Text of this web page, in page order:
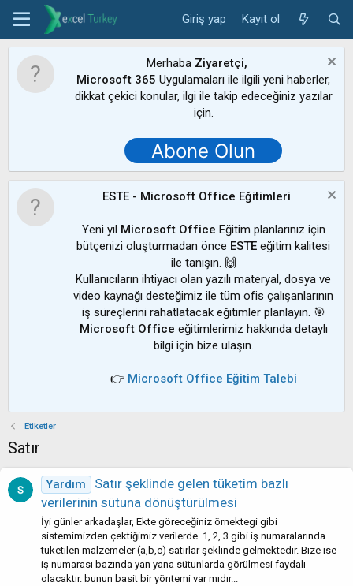
Giriş yap Kayıt ol
Merhaba Ziyaretçi,
Microsoft 365 Uygulamaları ile ilgili yeni haberler,
dikkat çekici konular, ilgi ile takip edeceğiniz yazılar
için.
Abone Olun
ESTE - Microsoft Office Eğitimleri
Yeni yıl Microsoft Office Eğitim planlarınız için
bütçenizi oluşturmadan önce ESTE eğitim kalitesi
ile tanışın. 🙌
Kullanıcıların ihtiyacı olan yazılı materyal, dosya ve
video kaynağı desteğimiz ile tüm ofis çalışanlarının
iş süreçlerini rahatlatacak eğitimler planlayın. 🎯
Microsoft Office eğitimlerimiz hakkında detaylı
bilgi için bize ulaşın.
👉 Microsoft Office Eğitim Talebi
Etiketler
Satır
Yardım
Satır şeklinde gelen tüketim bazlı
verilerinin sütuna dönüştürülmesi
İyi günler arkadaşlar, Ekte göreceğiniz örnektegi gibi
sistemimizden çektiğimiz verilerde. 1, 2, 3 gibi iş numaralarında
tüketilen malzemeler (a,b,c) satırlar şeklinde gelmektedir. Bize ise
iş numarası bazında yan yana sütunlarda görülmesi faydalı
olacaktır. bunun basit bir yöntemi var mıdır...